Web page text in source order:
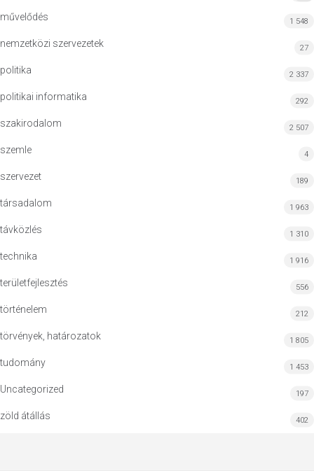
művelődés 1 548
nemzetközi szervezetek 27
politika 2 337
politikai informatika 292
szakirodalom 2 507
szemle 4
szervezet 189
társadalom 1 963
távközlés 1 310
technika 1 916
területfejlesztés 556
történelem 212
törvények, határozatok 1 805
tudomány 1 453
Uncategorized 197
zöld átállás 402